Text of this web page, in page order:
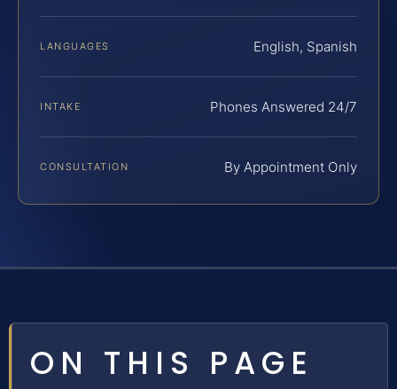
LANGUAGES English, Spanish
INTAKE Phones Answered 24/7
CONSULTATION By Appointment Only
ON THIS PAGE